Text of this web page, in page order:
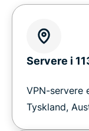
Servere i
VPN-servere
Tyskland,